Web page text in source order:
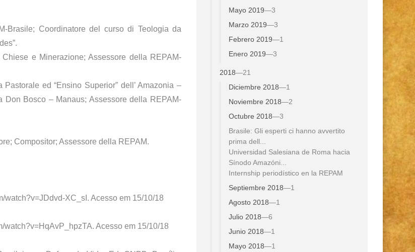
Brasile; Coordinatore del curso di Teologia da
e Minerazione; Assessore della REPAM-
ed “Ensino Superior” dell’ Amazonia –
Bosco – Manaus; Assessore della REPAM-
Compositor; Assessore della REPAM.
watch?v=JDdvd-XC_sI . Acesso em 15/10/18
watch?v=HqAvP_hpzTA. Acesso em 15/10/18
Mayo 2019—3
Marzo 2019—3
Febrero 2019—1
Enero 2019—3
2018—21
Diciembre 2018—1
Noviembre 2018—2
Octubre 2018—3
Brasile: Gli esperti ci hanno avvertito
prima dell...
Universidad Salesiana de Roma hacia
Sínodo Amazóni...
Internship periodístico en la REPAM
Septiembre 2018—1
Agosto 2018—1
Julio 2018—6
Junio 2018—1
Mayo 2018—1